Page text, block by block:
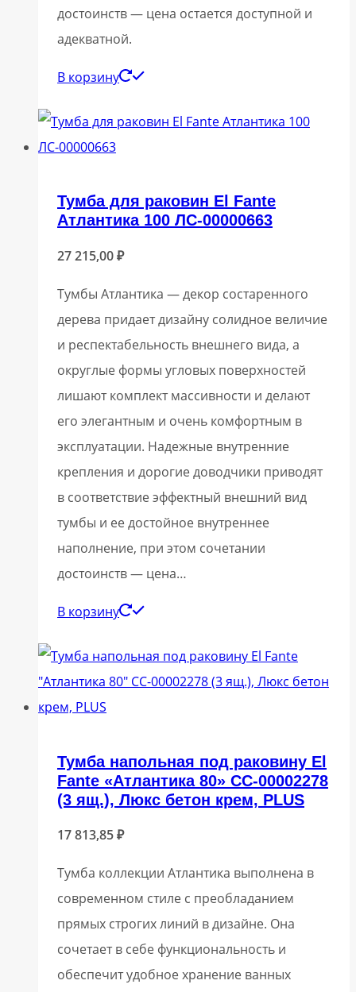
достоинств — цена остается доступной и
адекватной.
В корзину
Тумба для раковин El Fante
Атлантика 100 ЛС-00000663
27 215,00₽
Тумбы Атлантика — декор состаренного
дерева придает дизайну солидное величие
и респектабельность внешнего вида, а
округлые формы угловых поверхностей
лишают комплект массивности и делают
его элегантным и очень комфортным в
эксплуатации. Надежные внутренние
крепления и дорогие доводчики приводят
в соответствие эффектный внешний вид
тумбы и ее достойное внутреннее
наполнение, при этом сочетании
достоинств — цена…
В корзину
Тумба напольная под раковину El
Fante «Атлантика 80» СС-00002278
(3 ящ.), Люкс бетон крем, PLUS
17 813,85₽
Тумба коллекции Атлантика выполнена в
современном стиле с преобладанием
прямых строгих линий в дизайне. Она
сочетает в себе функциональность и
обеспечит удобное хранение ванных